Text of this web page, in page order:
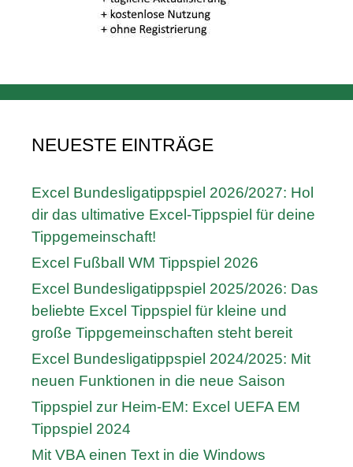
NEUESTE EINTRÄGE
Excel Bundesligatippspiel 2026/2027: Hol
dir das ultimative Excel-Tippspiel für deine
Tippgemeinschaft!
Excel Fußball WM Tippspiel 2026
Excel Bundesligatippspiel 2025/2026: Das
beliebte Excel Tippspiel für kleine und
große Tippgemeinschaften steht bereit
Excel Bundesligatippspiel 2024/2025: Mit
neuen Funktionen in die neue Saison
Tippspiel zur Heim-EM: Excel UEFA EM
Tippspiel 2024
Mit VBA einen Text in die Windows